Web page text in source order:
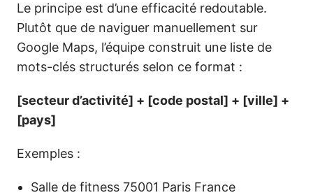
Le principe est d’une efficacité redoutable.
Plutôt que de naviguer manuellement sur
Google Maps, l’équipe construit une liste de
mots-clés structurés selon ce format :
[secteur d’activité] + [code postal] + [ville] +
[pays]
Exemples :
Salle de fitness 75001 Paris France